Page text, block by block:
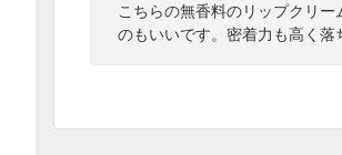
こちらの無香料のリップクリ
のもいいです。密着力も高く